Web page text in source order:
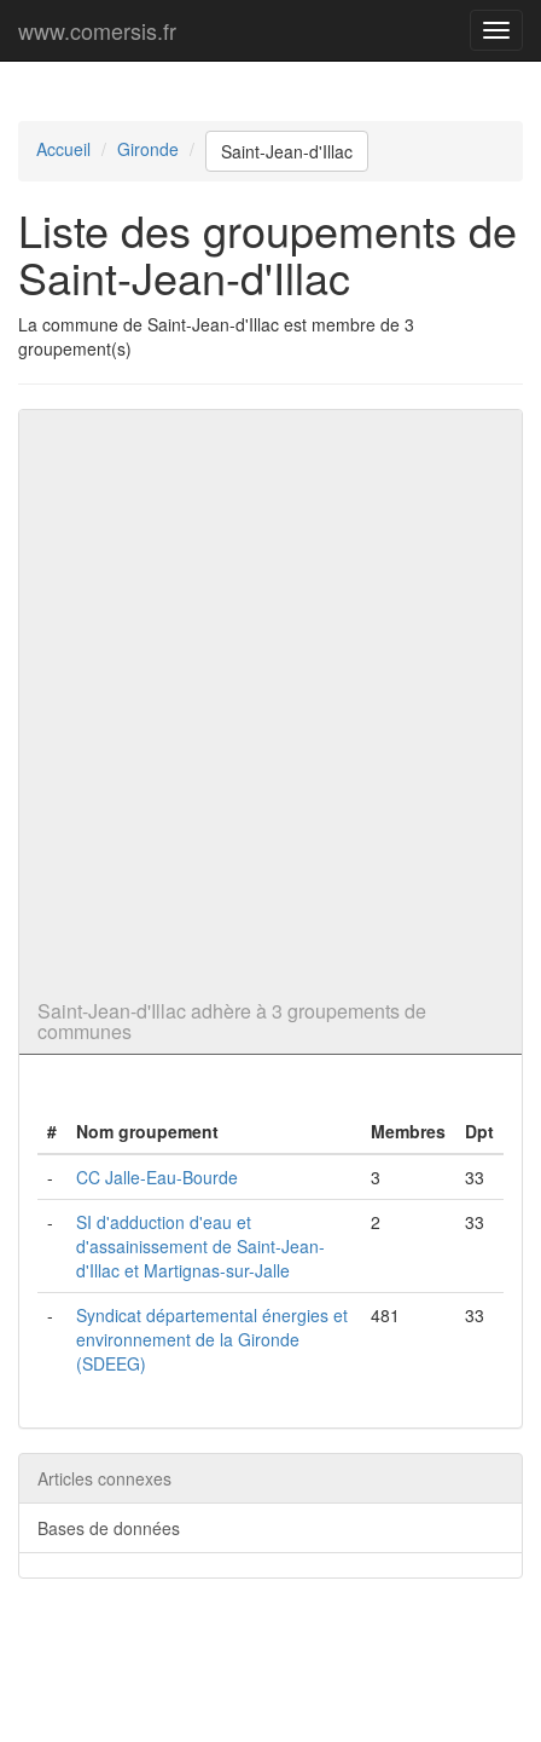
Menu
www.comersis.fr
Accueil Gironde Saint-Jean-d'Illac
Liste des groupements de
Saint-Jean-d'Illac
La commune de Saint-Jean-d'Illac est membre de 3
groupement(s)
Saint-Jean-d'Illac adhère à 3 groupements de
communes
# Nom groupement Membres
Dpt
-
CC Jalle-Eau-Bourde 3
33
-
SI d'adduction d'eau et
d'assainissement de Saint-Jean-
d'Illac et Martignas-sur-Jalle
2 33
-
Syndicat départemental énergies et
environnement de la Gironde
(SDEEG)
481 33
Articles connexes
Bases de données